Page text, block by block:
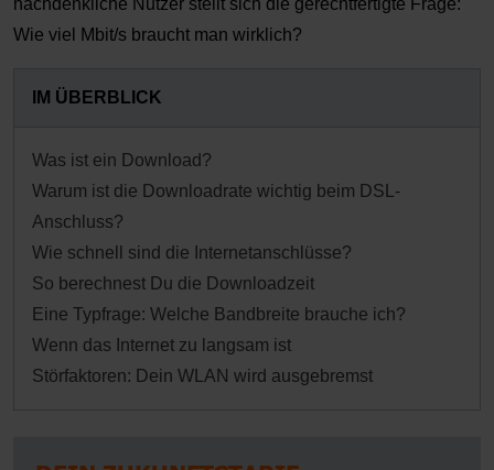
nachdenkliche Nutzer stellt sich die gerechtfertigte Frage:
Wie viel Mbit/s braucht man wirklich?
IM ÜBERBLICK
Was ist ein Download?
Warum ist die Downloadrate wichtig beim DSL-
Anschluss?
Wie schnell sind die Internetanschlüsse?
So berechnest Du die Downloadzeit
Eine Typfrage: Welche Bandbreite brauche ich?
Wenn das Internet zu langsam ist
Störfaktoren: Dein WLAN wird ausgebremst